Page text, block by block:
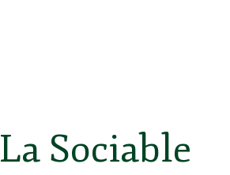
La Sociable